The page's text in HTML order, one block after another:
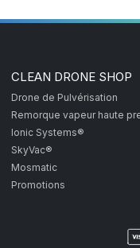
CLEAN DRONE SHOP
Drone de Pulvérisation
Remorque vapeur haute
Ionic Systems®
SkyVac®
Mosmatic
Promotions